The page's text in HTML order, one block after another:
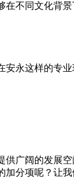
不同文化背
永这样的专
广阔的发展
分项呢？让我